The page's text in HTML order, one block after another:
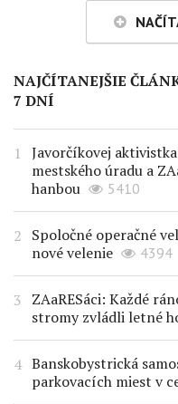
NAJČÍTANEJŠIE
7 DNÍ
Javorčíkovej
mestského úradu a
hanbou
5410
Spoločné operačné
nové velenie
4394
ZAaRESáci: Každé
stromy zvládli letné
Banskobystrická
parkovacích miest v